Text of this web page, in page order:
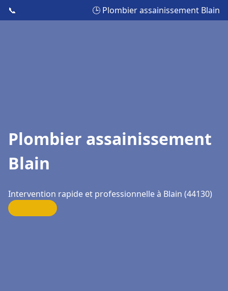
📞 🕒 Plombier assainissement Blain
Plombier assainissement
Blain
Intervention rapide et professionnelle à Blain (44130)